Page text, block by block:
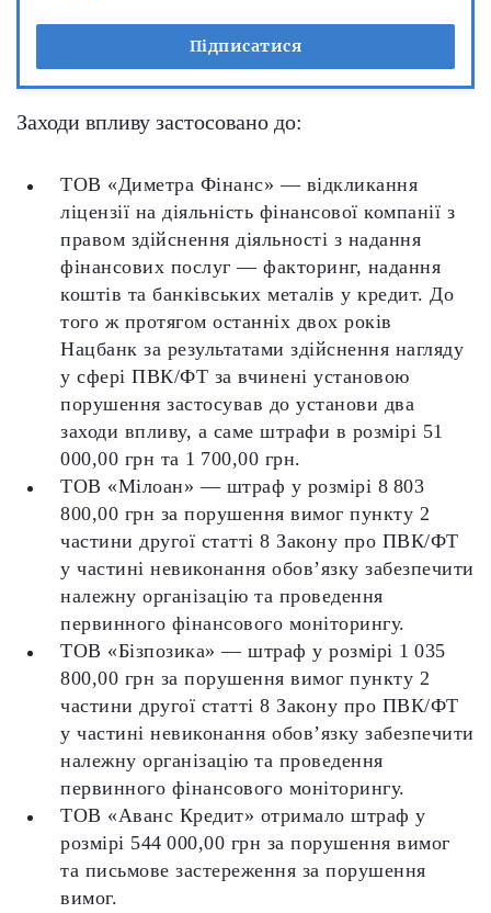
Підписатися
Заходи впливу застосовано до:
ТОВ «Диметра Фінанс» — відкликання
ліцензії на діяльність фінансової компанії з
правом здійснення діяльності з надання
фінансових послуг — факторинг, надання
коштів та банківських металів у кредит. До
того ж протягом останніх двох років
Нацбанк за результатами здійснення нагляду
у сфері ПВК/ФТ за вчинені установою
порушення застосував до установи два
заходи впливу, а саме штрафи в розмірі 51
000,00 грн та 1 700,00 грн.
ТОВ «Мілоан» — штраф у розмірі 8 803
800,00 грн за порушення вимог пункту 2
частини другої статті 8 Закону про ПВК/ФТ
у частині невиконання обов’язку забезпечити
належну організацію та проведення
первинного фінансового моніторингу.
ТОВ «Бізпозика» — штраф у розмірі 1 035
800,00 грн за порушення вимог пункту 2
частини другої статті 8 Закону про ПВК/ФТ
у частині невиконання обов’язку забезпечити
належну організацію та проведення
первинного фінансового моніторингу.
ТОВ «Аванс Кредит» отримало штраф у
розмірі 544 000,00 грн за порушення вимог​
та письмове застереження за порушення
вимог.